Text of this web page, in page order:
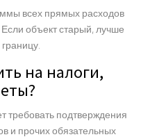
всех прямых расходов
объект старый, лучше
на налоги,
требовать подтверждения
и прочих обязательных